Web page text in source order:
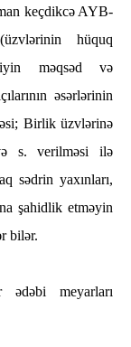
keçdikcə AYB-
hüquq
məqsəd və
əsərlərinin
Birlik üzvlərinə
s. verilməsi ilə
sədrin yaxınları,
şahidlik etməyin
bilər.
meyarları